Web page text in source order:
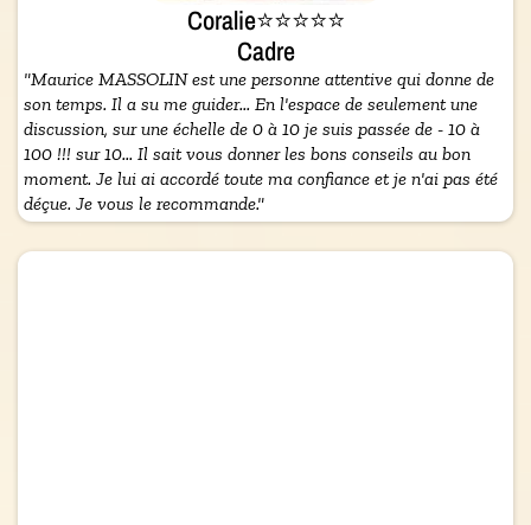
Coralie⭐⭐⭐⭐⭐
Cadre
"Maurice MASSOLIN est une personne attentive qui donne de
son temps. Il a su me guider... En l'espace de seulement une
discussion, sur une échelle de 0 à 10 je suis passée de - 10 à
100 !!! sur 10... Il sait vous donner les bons conseils au bon
moment. Je lui ai accordé toute ma confiance et je n'ai pas été
déçue. Je vous le recommande."